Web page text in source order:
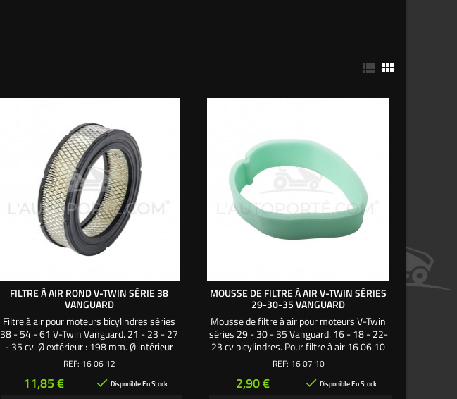
 
FILTRE À AIR ROND V-TWIN SÉRIE 38
VANGUARD
Filtre à air pour moteurs bicylindres séries
38 - 54 - 61 V-Twin Vanguard. 21 - 23 - 27
- 35 cv. Ø extérieur : 198 mm. Ø intérieur
: 137 mm. Hauteur : 55 mm. Utilisez
mousse : 16 07 12.
REF: 16 06 12
Prix
11,85 €  Disponible En Stock
MOUSSE DE FILTRE À AIR V-TWIN SÉRIES
29-30-35 VANGUARD
Mousse de filtre à air pour moteurs V-Twin
séries 29 - 30 - 35 Vanguard. 16 - 18 - 22-
23 cv bicylindres. Pour filtre à air 16 06 10
REF: 16 07 10
Prix
2,90 €  Disponible En Stock